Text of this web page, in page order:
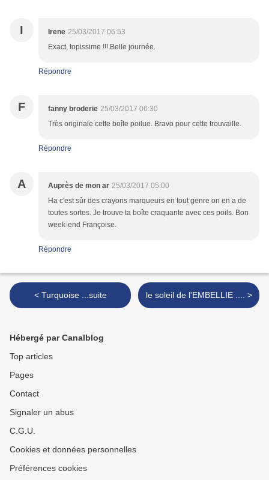
I Irene 25/03/2017 06:53
Exact, topissime !!! Belle journée.
Répondre
F fanny broderie 25/03/2017 06:30
Très originale cette boîte poilue. Bravo pour cette trouvaille.
Répondre
A Auprès de mon ar 25/03/2017 05:00
Ha c'est sûr des crayons marqueurs en tout genre on en a de
toutes sortes. Je trouve ta boîte craquante avec ces poils. Bon
week-end Françoise.
Répondre
< Turquoise ...suite le soleil de l'EMBELLIE .... >
Hébergé par Canalblog
Top articles
Pages
Contact
Signaler un abus
C.G.U.
Cookies et données personnelles
Préférences cookies